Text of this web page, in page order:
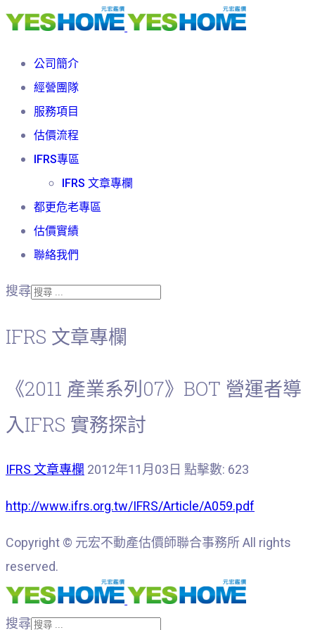
公司簡介
經營團隊
服務項目
估價流程
IFRS專區
IFRS 文章專欄
都更危老專區
估價實績
聯絡我們
搜尋
IFRS 文章專欄
《2011 產業系列07》BOT 營運者導
入IFRS 實務探討
IFRS 文章專欄 2012年11月03日 點擊數: 623
http://www.ifrs.org.tw/IFRS/Article/A059.pdf
Copyright © 元宏不動產估價師聯合事務所 All rights
reserved.
搜尋